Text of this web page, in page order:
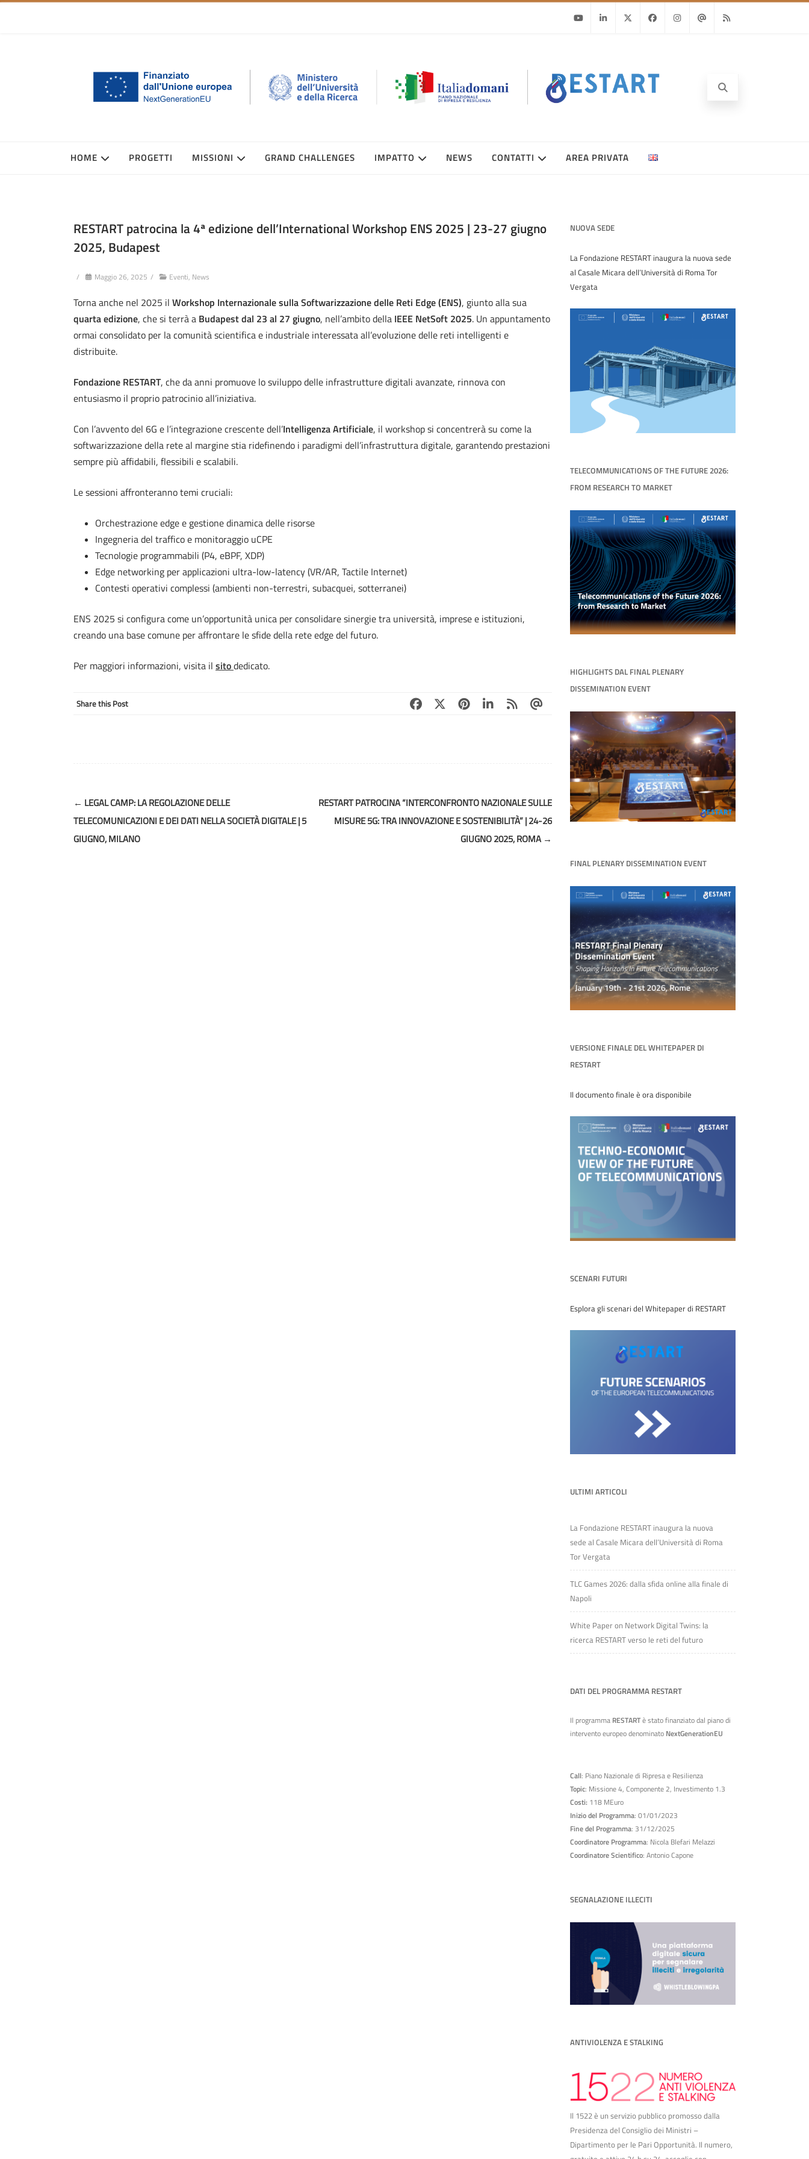
HOME PROGETTI MISSIONI GRAND CHALLENGES IMPATTO NEWS CONTATTI AREA PRIVATA
RESTART patrocina la 4ª edizione dell’International Workshop ENS 2025 | 23-27 giugno
2025, Budapest
/ Maggio 26, 2025 / Eventi, News
Torna anche nel 2025 il Workshop Internazionale sulla Softwarizzazione delle Reti Edge (ENS), giunto alla sua
quarta edizione, che si terrà a Budapest dal 23 al 27 giugno, nell’ambito della IEEE NetSoft 2025. Un appuntamento
ormai consolidato per la comunità scientifica e industriale interessata all’evoluzione delle reti intelligenti e
distribuite.
Fondazione RESTART, che da anni promuove lo sviluppo delle infrastrutture digitali avanzate, rinnova con
entusiasmo il proprio patrocinio all’iniziativa.
Con l’avvento del 6G e l’integrazione crescente dell’Intelligenza Artificiale, il workshop si concentrerà su come la
softwarizzazione della rete al margine stia ridefinendo i paradigmi dell’infrastruttura digitale, garantendo prestazioni
sempre più affidabili, flessibili e scalabili.
Le sessioni affronteranno temi cruciali:
Orchestrazione edge e gestione dinamica delle risorse
Ingegneria del traffico e monitoraggio uCPE
Tecnologie programmabili (P4, eBPF, XDP)
Edge networking per applicazioni ultra-low-latency (VR/AR, Tactile Internet)
Contesti operativi complessi (ambienti non-terrestri, subacquei, sotterranei)
ENS 2025 si configura come un’opportunità unica per consolidare sinergie tra università, imprese e istituzioni,
creando una base comune per affrontare le sfide della rete edge del futuro.
Per maggiori informazioni, visita il sitodedicato.
Share this Post
Post
navigation
← LEGAL CAMP: LA REGOLAZIONE DELLE
TELECOMUNICAZIONI E DEI DATI NELLA SOCIETÀ DIGITALE | 5
GIUGNO, MILANO
RESTART PATROCINA “INTERCONFRONTO NAZIONALE SULLE
MISURE 5G: TRA INNOVAZIONE E SOSTENIBILITÀ” | 24-26
GIUGNO 2025, ROMA →
NUOVA SEDE
La Fondazione RESTART inaugura la nuova sede
al Casale Micara dell’Università di Roma Tor
Vergata
TELECOMMUNICATIONS OF THE FUTURE 2026:
FROM RESEARCH TO MARKET
HIGHLIGHTS DAL FINAL PLENARY
DISSEMINATION EVENT
FINAL PLENARY DISSEMINATION EVENT
VERSIONE FINALE DEL WHITEPAPER DI
RESTART
Il documento finale è ora disponibile
SCENARI FUTURI
Esplora gli scenari del Whitepaper di RESTART
ULTIMI ARTICOLI
La Fondazione RESTART inaugura la nuova
sede al Casale Micara dell’Università di Roma
Tor Vergata
TLC Games 2026: dalla sfida online alla finale di
Napoli
White Paper on Network Digital Twins: la
ricerca RESTART verso le reti del futuro
DATI DEL PROGRAMMA RESTART
Il programma RESTARTè stato finanziato dal piano di
intervento europeo denominato NextGenerationEU
Call: Piano Nazionale di Ripresa e Resilienza
Topic: Missione 4, Componente 2, Investimento 1.3
Costi: 118 MEuro
Inizio del Programma: 01/01/2023
Fine del Programma: 31/12/2025
Coordinatore Programma: Nicola Blefari Melazzi
Coordinatore Scientifico: Antonio Capone
SEGNALAZIONE ILLECITI
ANTIVIOLENZA E STALKING
Il 1522 è un servizio pubblico promosso dalla
Presidenza del Consiglio dei Ministri –
Dipartimento per le Pari Opportunità. Il numero,